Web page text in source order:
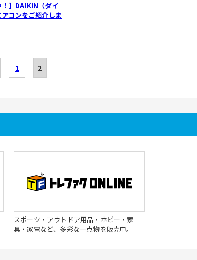
！】DAIKIN（ダイ
コンをご紹介しま
1 2
スポーツ・アウトドア用品・ホビー・家
具・家電など、多彩な一点物を販売中。